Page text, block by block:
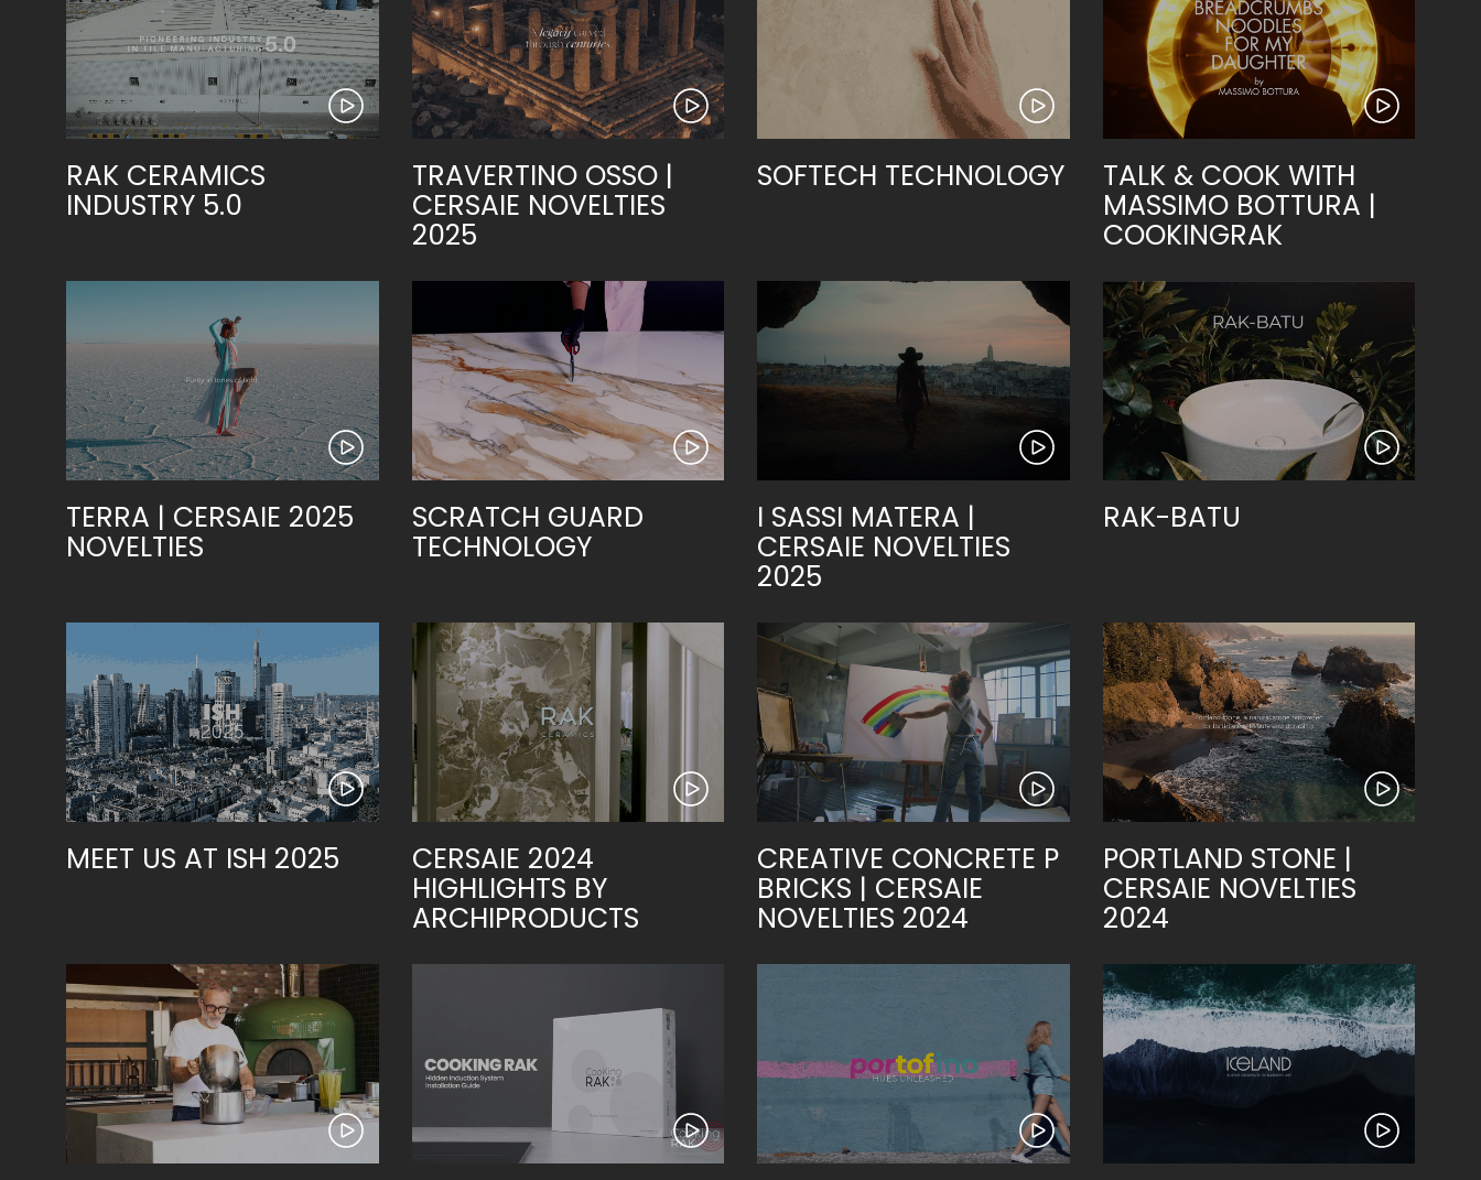
RAK CERAMICS
INDUSTRY 5.0
TRAVERTINO OSSO |
CERSAIE NOVELTIES
2025
SOFTECH TECHNOLOGY TALK & COOK WITH
MASSIMO BOTTURA |
COOKINGRAK
TERRA | CERSAIE 2025
NOVELTIES
SCRATCH GUARD
TECHNOLOGY
I SASSI MATERA |
CERSAIE NOVELTIES
2025
RAK-BATU
MEET US AT ISH 2025 CERSAIE 2024
HIGHLIGHTS BY
ARCHIPRODUCTS
CREATIVE CONCRETE P
BRICKS | CERSAIE
NOVELTIES 2024
PORTLAND STONE |
CERSAIE NOVELTIES
2024